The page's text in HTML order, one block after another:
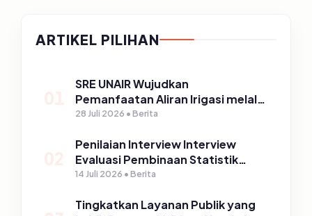
ARTIKEL PILIHAN
SRE UNAIR Wujudkan
Pemanfaatan Aliran Irigasi melalui
PLTPH dalam Program TIRTA
28 Juli 2026 • Berita
Penilaian Interview Interview
Evaluasi Pembinaan Statistik
Sektoral Kabupaten Pasuruan
14 Juli 2026 • Berita
Tingkatkan Layanan Publik yang